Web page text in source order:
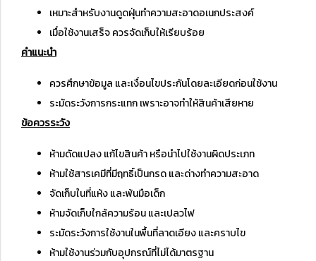
เหมาะสำหรับงานดูดฝุ่นทำความสะอาดอเนกประสงค์
เมื่อใช้งานเสร็จ ควรจัดเก็บให้เรียบร้อย
คำแนะนำ
ควรศึกษาข้อมูล และเงื่อนไขประกันโดยละเอียดก่อนใช้งาน
ระมัดระวังการกระแทก เพราะอาจทำให้สินค้าเสียหาย
ข้อควรระวัง
ห้ามดัดแปลง แก้ไขสินค้า หรือนำไปใช้งานผิดประเภท
ห้ามใช้สารเคมีที่มีฤทธิ์เป็นกรด และด่างทำความสะอาด
จัดเก็บในที่แห้ง และพ้นมือเด็ก
ห้ามจัดเก็บใกล้ความร้อน และเปลวไฟ
ระมัดระวังการใช้งานในพื้นที่ลาดเอียง และคราบไข
ห้ามใช้งานร่วมกับอุปกรณ์ที่ไม่ได้มาตรฐาน